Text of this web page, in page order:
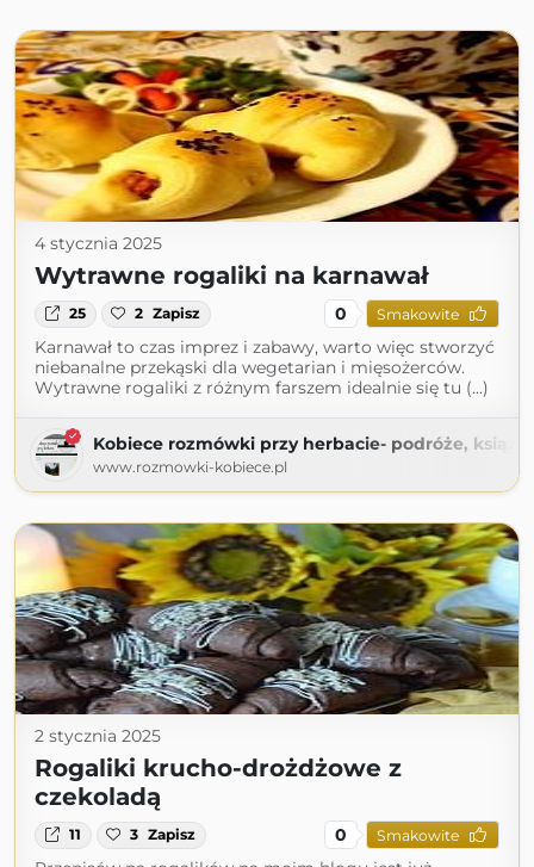
4 stycznia 2025
Wytrawne rogaliki na karnawał
25 2 Zapisz 0 Smakowite
Karnawał to czas imprez i zabawy, warto więc stworzyć
niebanalne przekąski dla wegetarian i mięsożerców.
Wytrawne rogaliki z różnym farszem idealnie się tu (...)
Kobiece rozmówki przy herbacie- podróże,
www.rozmowki-kobiece.pl
2 stycznia 2025
Rogaliki krucho-drożdżowe z
czekoladą
11 3 Zapisz 0 Smakowite